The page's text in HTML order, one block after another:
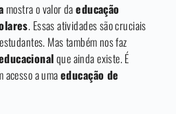
mostra o valor daeducação
. Essas atividades são cruciais
Mas também nos faz
que ainda existe. É
acesso a umaeducação de